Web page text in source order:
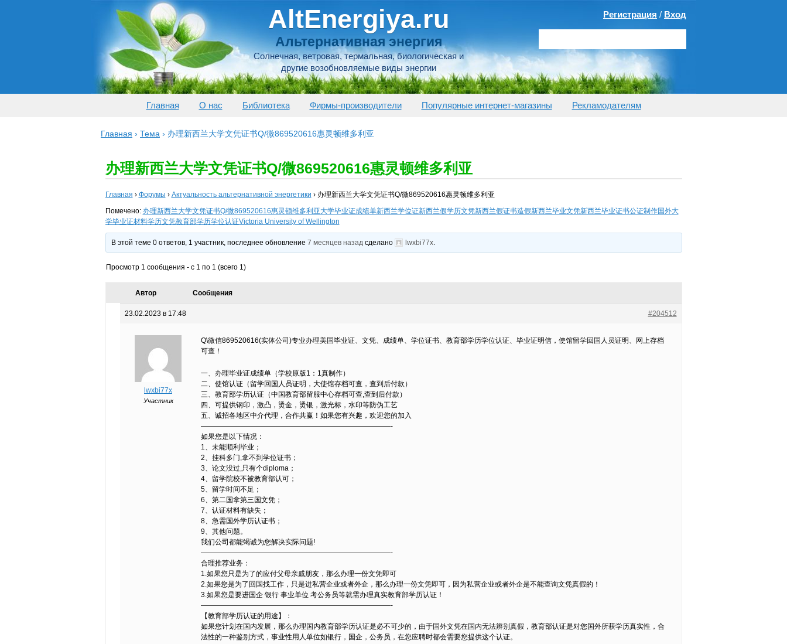
AltEnergiya.ru
Альтернативная энергия
Солнечная, ветровая, термальная, биологическая и
другие возобновляемые виды энергии
Регистрация / Вход
Главная О нас Библиотека Фирмы-производители Популярные интернет-магазины Рекламодателям
Главная › Тема › 办理新西兰大学文凭证书Q/微869520616惠灵顿维多利亚
办理新西兰大学文凭证书Q/微869520616惠灵顿维多利亚
Главная › Форумы › Актуальность альтернативной энергетики › 办理新西兰大学文凭证书Q/微869520616惠灵顿维多利亚
Помечено: 办理新西兰大学文凭证书Q/微869520616惠灵顿维多利亚大学毕业证成绩单新西兰学位证新西兰假学历文凭新西兰假证书造假新西兰毕业文凭新西兰毕业证书公证制作国外大
学毕业证材料学历文凭教育部学历学位认证Victoria University of Wellington
В этой теме 0 ответов, 1 участник, последнее обновление 7 месяцев назад сделано lwxbi77x.
Просмотр 1 сообщения - с 1 по 1 (всего 1)
Автор Сообщения
23.02.2023 в 17:48 #204512
lwxbi77x
Участник
Q\微信869520616(实体公司)专业办理美国毕业证、文凭、成绩单、学位证书、教育部学历学位认证、毕业证明信，使馆留学回国人员证明、网上存档
可查！
一、办理毕业证成绩单（学校原版1：1真制作）
二、使馆认证（留学回国人员证明，大使馆存档可查，查到后付款）
三、教育部学历认证（中国教育部留服中心存档可查,查到后付款）
四、可提供钢印，激凸，烫金，烫银，激光标，水印等防伪工艺
五、诚招各地区中介代理，合作共赢！如果您有兴趣，欢迎您的加入
———————————————————————————-
如果您是以下情况：
1、未能顺利毕业；
2、挂科多门,拿不到学位证书；
3、论文没过,只有个diploma；
4、留学院校不被教育部认可；
5、留学时间不足；
6、第二国拿第三国文凭；
7、认证材料有缺失；
8、急需国外学历认证书；
9、其他问题。
我们公司都能竭诚为您解决实际问题!
———————————————————————————-
合理推荐业务：
1.如果您只是为了的应付父母亲戚朋友，那么办理一份文凭即可
2.如果您是为了回国找工作，只是进私营企业或者外企，那么办理一份文凭即可，因为私营企业或者外企是不能查询文凭真假的！
3.如果您是要进国企 银行 事业单位 考公务员等就需办理真实教育部学历认证！
———————————————————————————-
【教育部学历认证的用途】：
如果您计划在国内发展，那么办理国内教育部学历认证是必不可少的，由于国外文凭在国内无法辨别真假，教育部认证是对您国外所获学历真实性，合
法性的一种鉴别方式，事业性用人单位如银行，国企，公务员，在您应聘时都会需要您提供这个认证。